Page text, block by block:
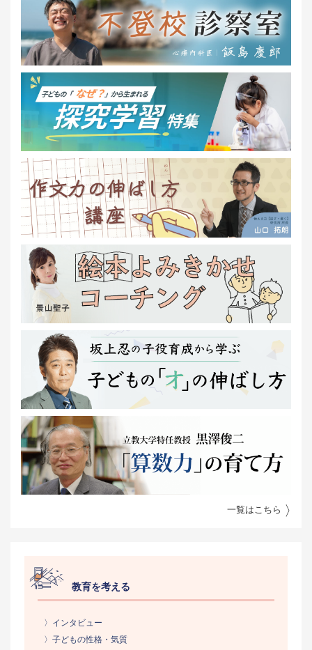
一覧はこちら
教育を考える
〉インタビュー
〉子どもの性格・気質